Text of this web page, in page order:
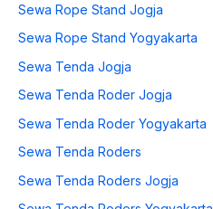
Sewa Rope Stand Jogja
Sewa Rope Stand Yogyakarta
Sewa Tenda Jogja
Sewa Tenda Roder Jogja
Sewa Tenda Roder Yogyakarta
Sewa Tenda Roders
Sewa Tenda Roders Jogja